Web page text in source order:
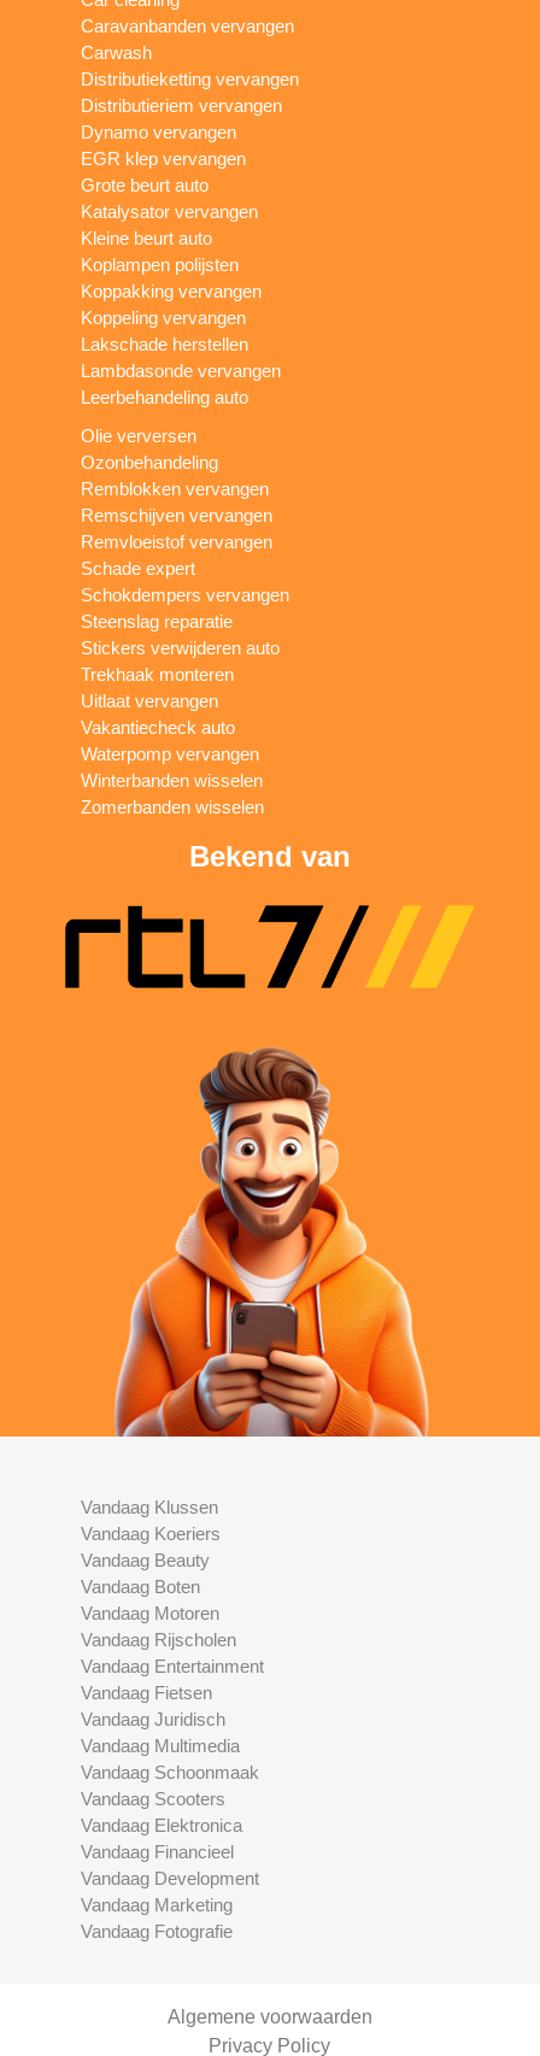
Caravanbanden vervangen
Carwash
Distributieketting vervangen
Distributieriem vervangen
Dynamo vervangen
EGR klep vervangen
Grote beurt auto
Katalysator vervangen
Kleine beurt auto
Koplampen polijsten
Koppakking vervangen
Koppeling vervangen
Lakschade herstellen
Lambdasonde vervangen
Leerbehandeling auto
Olie verversen
Ozonbehandeling
Remblokken vervangen
Remschijven vervangen
Remvloeistof vervangen
Schade expert
Schokdempers vervangen
Steenslag reparatie
Stickers verwijderen auto
Trekhaak monteren
Uitlaat vervangen
Vakantiecheck auto
Waterpomp vervangen
Winterbanden wisselen
Zomerbanden wisselen
Bekend van
Vandaag Klussen
Vandaag Koeriers
Vandaag Beauty
Vandaag Boten
Vandaag Motoren
Vandaag Rijscholen
Vandaag Entertainment
Vandaag Fietsen
Vandaag Juridisch
Vandaag Multimedia
Vandaag Schoonmaak
Vandaag Scooters
Vandaag Elektronica
Vandaag Financieel
Vandaag Development
Vandaag Marketing
Vandaag Fotografie
Algemene voorwaarden
Privacy Policy